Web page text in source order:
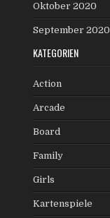
Oktober 2020
September 2020
KATEGORIEN
Action
Arcade
Board
Family
Girls
Kartenspiele